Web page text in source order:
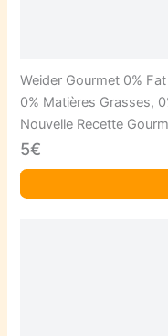
Weider Gourmet 0%
0% Matières Grasses,
Nouvelle Recette
Poissons, Viandes et
5€